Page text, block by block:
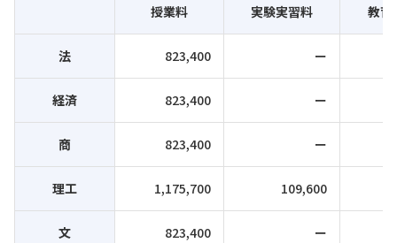
授業料 実験実習料 教育
法 823,400 ー
経済 823,400 ー
商 823,400 ー
理工 1,175,700 109,600
文 823,400 ー